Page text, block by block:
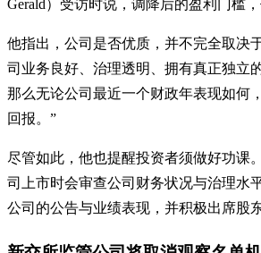
Gerald）受访时说，调降后的盈利门槛
他指出，公司是否优质，并不完全取决
司业务良好、治理透明、拥有真正独立
那么无论公司最近一个财政年表现如何
回报。”
尽管如此，他也提醒投资者须做好功课
司上市时会审查公司财务状况与治理水
公司的公告与业绩表现，并积极出席股